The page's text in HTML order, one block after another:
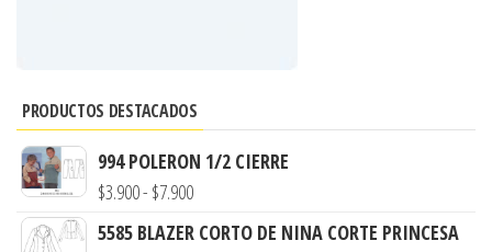
PRODUCTOS DESTACADOS
994 POLERON 1/2 CIERRE
$3.900- $7.900Rango
de
5585 BLAZER CORTO DE NINA CORTE PRINCESA